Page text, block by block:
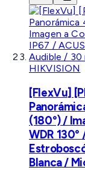
HIKVISION
[FlexVu]
(180°) /
WDR 130°
Blanca /